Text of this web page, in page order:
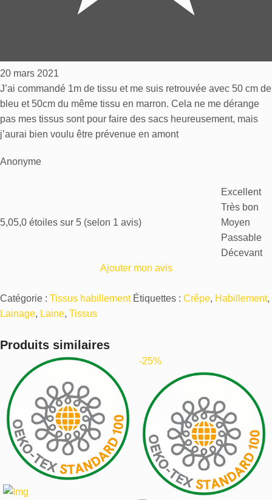
20 mars 2021
J’ai commandé 1m de tissu et me suis retrouvée avec 50 cm de
bleu et 50cm du même tissu en marron. Cela ne me dérange
pas mes tissus sont pour faire des sacs heureusement, mais
j’aurai bien voulu être prévenue en amont
Anonyme
5,05,0 étoiles sur 5 (selon 1 avis)
Excellent
Très bon
Moyen
Passable
Décevant
Ajouter mon avis
Catégorie : Tissus habillement Étiquettes : Crêpe, Habillement,
Lainage, Laine, Tissus
Produits similaires
-25%